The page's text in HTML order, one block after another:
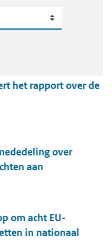
het rapport over de
over
aan
om acht EU-
in nationaal